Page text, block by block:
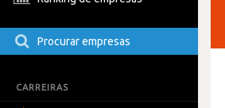
Procurar empresas
CARREIRAS